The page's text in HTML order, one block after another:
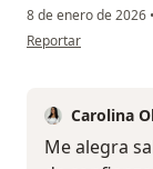
8 de enero de 2026 •
en opinión del
Reportar
Carolina
Me alegra